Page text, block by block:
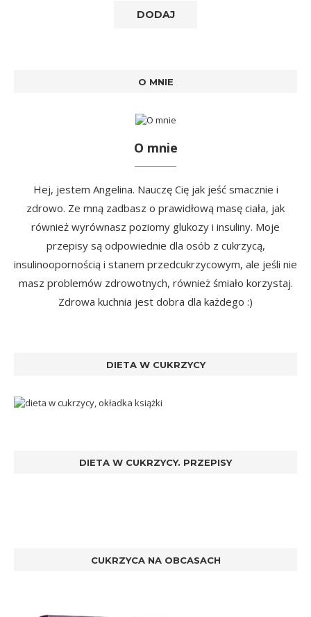
O MNIE
O mnie
Hej, jestem Angelina. Nauczę Cię jak jeść smacznie i
zdrowo. Ze mną zadbasz o prawidłową masę ciała, jak
również wyrównasz poziomy glukozy i insuliny. Moje
przepisy są odpowiednie dla osób z cukrzycą,
insulinoopornością i stanem przedcukrzycowym, ale jeśli nie
masz problemów zdrowotnych, również śmiało korzystaj.
Zdrowa kuchnia jest dobra dla każdego :)
DIETA W CUKRZYCY
DIETA W CUKRZYCY. PRZEPISY
CUKRZYCA NA OBCASACH